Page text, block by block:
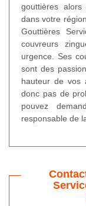
gouttières
dans votre
Gouttières
couvreurs
urgence. Ses
sont des
hauteur de vos
donc pas de
pouvez
responsable de